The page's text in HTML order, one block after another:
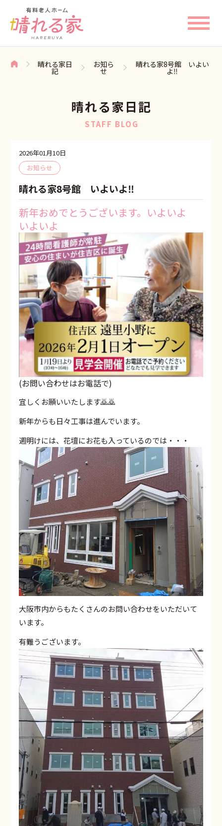
晴れる家日
記
お知ら
せ
晴れる家8号館 いよい
よ‼️
晴れる家日記
STAFF BLOG
2026年01月10日
お知らせ
晴れる家8号館 いよいよ‼️
新年おめでとうございます。いよいよ
いよいよ
(お問い合わせはお電話で)
宜しくお願いいたします🙇🙇
新年からも日々工事は進んでいます。
週明けには、花壇にお花も入っているのでは・・・
大阪市内からもたくさんのお問い合わせをいただいて
います。
有難うございます。